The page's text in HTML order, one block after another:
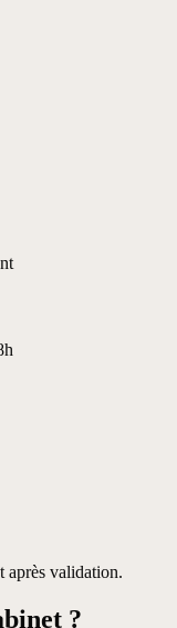
après validation.
?